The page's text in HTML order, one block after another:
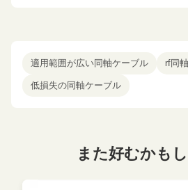
適用範囲が広い同軸ケーブル rf同
低損失の同軸ケーブル
また好むかも